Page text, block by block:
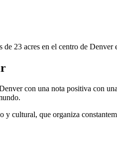
de 23 acres en el centro de
con una nota positiva con
y cultural, que organiza